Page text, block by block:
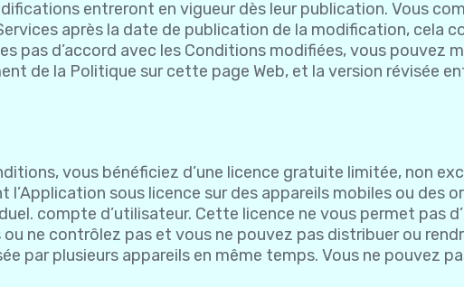
entreront en vigueur dès leur publication. Vous
après la date de publication de la modification, cela
pas d’accord avec les Conditions modifiées, vous pouvez
de la Politique sur cette page Web, et la version révisée
vous bénéficiez d’une licence gratuite limitée, non
sous licence sur des appareils mobiles ou des
compte d’utilisateur. Cette licence ne vous permet pas
ne contrôlez pas et vous ne pouvez pas distribuer ou
par plusieurs appareils en même temps. Vous ne pouvez